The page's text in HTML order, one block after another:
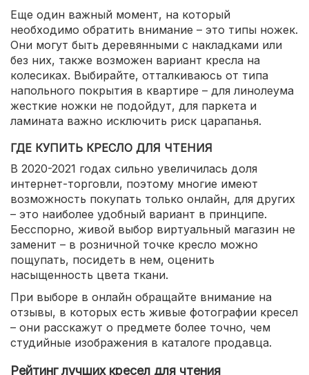
Еще один важный момент, на который
необходимо обратить внимание – это типы ножек.
Они могут быть деревянными с накладками или
без них, также возможен вариант кресла на
колесиках. Выбирайте, отталкиваюсь от типа
напольного покрытия в квартире – для линолеума
жесткие ножки не подойдут, для паркета и
ламината важно исключить риск царапанья.
ГДЕ КУПИТЬ КРЕСЛО ДЛЯ ЧТЕНИЯ
В 2020-2021 годах сильно увеличилась доля
интернет-торговли, поэтому многие имеют
возможность покупать только онлайн, для других
– это наиболее удобный вариант в принципе.
Бесспорно, живой выбор виртуальный магазин не
заменит – в розничной точке кресло можно
пощупать, посидеть в нем, оценить
насыщенность цвета ткани.
При выборе в онлайн обращайте внимание на
отзывы, в которых есть живые фотографии кресел
– они расскажут о предмете более точно, чем
студийные изображения в каталоге продавца.
Рейтинг лучших кресел для чтения